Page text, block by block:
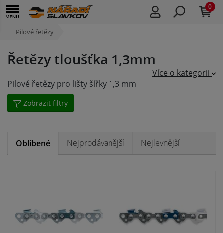
0
Pilové řetězy
Řetězy tloušťka 1,3mm
Pilové řetězy pro lišty šířky 1,3 mm
Více o kategorii
Zobrazit filtry
Oblíbené Nejprodávanější Nejlevnější